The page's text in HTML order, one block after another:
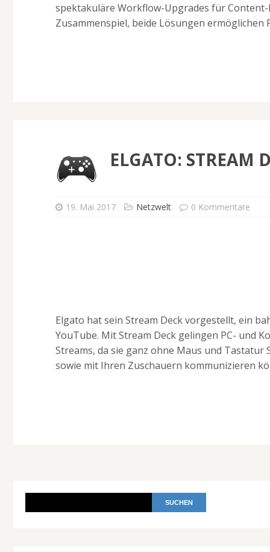
spektakuläre Workflow-Upgrades für
Zusammenspiel, beide Lösungen ermöglichen
ELGATO: STREAM
19. Mai 2017 Netzwelt 0 Kommentare
Elgato hat sein Stream Deck vorgestellt, ein
YouTube. Mit Stream Deck gelingen PC- und
Streams, da sie ganz ohne Maus und Tastatur
sowie mit Ihren Zuschauern kommunizieren